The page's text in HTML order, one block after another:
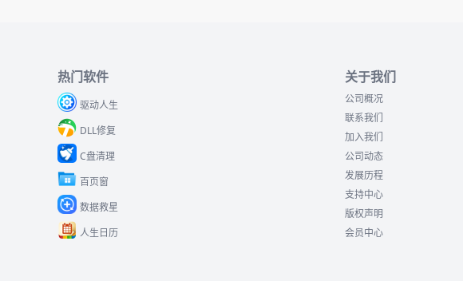
热门软件
驱动人生
DLL修复
C盘清理
百页窗
数据救星
人生日历
关于我们
公司概况
联系我们
加入我们
公司动态
发展历程
支持中心
版权声明
会员中心